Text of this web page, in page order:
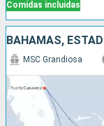
Comidas incluidas
BAHAMAS,
MSC Grandiosa